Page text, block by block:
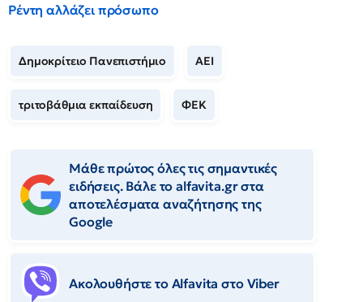
Ρέντη αλλάζει πρόσωπο
Δημοκρίτειο Πανεπιστήμιο ΑΕΙ
τριτοβάθμια εκπαίδευση ΦΕΚ
Μάθε πρώτος όλες τις σημαντικές
ειδήσεις. Βάλε το alfavita.gr στα
αποτελέσματα αναζήτησης της
Google
Ακολουθήστε το Αlfavita στο Viber